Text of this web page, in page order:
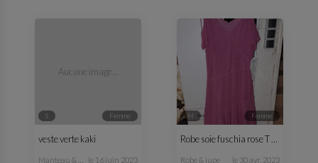
Aucune image...
S femme
veste verte kaki
manteau & veste le 16 juin 2023
M femme
Robe soie fuschia rose T 38
robe & jupe le 30 avr. 2023